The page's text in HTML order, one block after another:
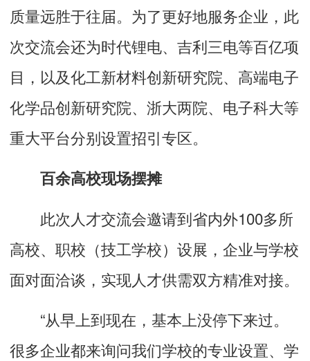
质量远胜于往届。为了更好地服务企业，此
次交流会还为时代锂电、吉利三电等百亿项
目，以及化工新材料创新研究院、高端电子
化学品创新研究院、浙大两院、电子科大等
重大平台分别设置招引专区。
百余高校现场摆摊
此次人才交流会邀请到省内外100多所
高校、职校（技工学校）设展，企业与学校
面对面洽谈，实现人才供需双方精准对接。
“从早上到现在，基本上没停下来过。
很多企业都来询问我们学校的专业设置、学